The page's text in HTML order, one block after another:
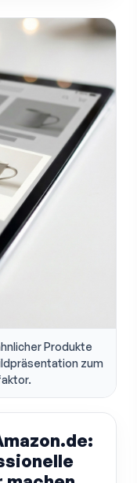
Produkte
zum